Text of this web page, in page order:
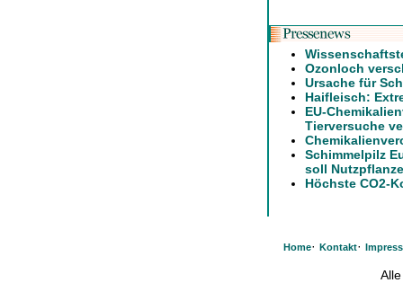
Ozonloch
Ursache für
Haifleisch:
EU-
Tierversuche
Schimmelpilz
soll
Höchste CO2-
Home· Kontakt·